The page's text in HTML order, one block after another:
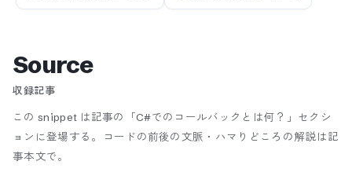
Source
収録記事
この snippet は記事の「C#でのコールバックとは何？」セクシ
ョンに登場する。
コードの前後の文脈・ハマりどころの解説は記
事本文で。